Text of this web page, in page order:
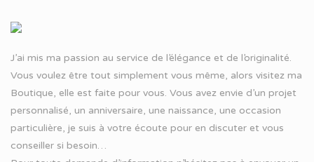
J’ai mis ma passion au service de l’élégance et de l’originalité.
Vous voulez être tout simplement vous même, alors visitez ma
Boutique, elle est faite pour vous. Vous avez envie d’un projet
personnalisé, un anniversaire, une naissance, une occasion
particulière, je suis à votre écoute pour en discuter et vous
conseiller si besoin…